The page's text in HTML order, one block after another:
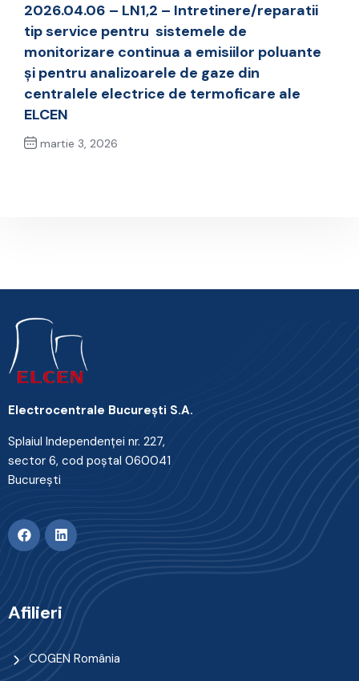
2026.04.06 – LN1,2 – Intretinere/reparatii
tip service pentru sistemele de
monitorizare continua a emisiilor poluante
şi pentru analizoarele de gaze din
centralele electrice de termoficare ale
ELCEN
martie 3, 2026
Electrocentrale Bucureşti S.A.
Splaiul Independenţei nr. 227,
sector 6, cod poştal 060041
Bucureşti
Afilieri
COGEN România